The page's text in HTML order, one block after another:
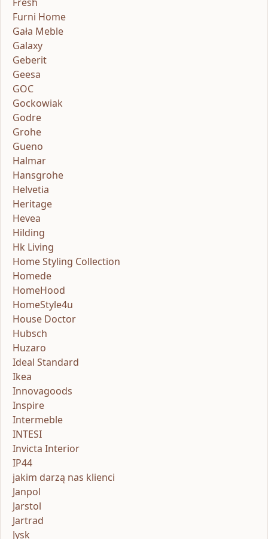
Furni Home
Gała Meble
Galaxy
Geberit
Geesa
GOC
Gockowiak
Godre
Grohe
Gueno
Halmar
Hansgrohe
Helvetia
Heritage
Hevea
Hilding
Hk Living
Home Styling Collection
Homede
HomeHood
HomeStyle4u
House Doctor
Hubsch
Huzaro
Ideal Standard
Ikea
Innovagoods
Inspire
Intermeble
INTESI
Invicta Interior
IP44
jakim darzą nas klienci
Janpol
Jarstol
Jartrad
Jysk